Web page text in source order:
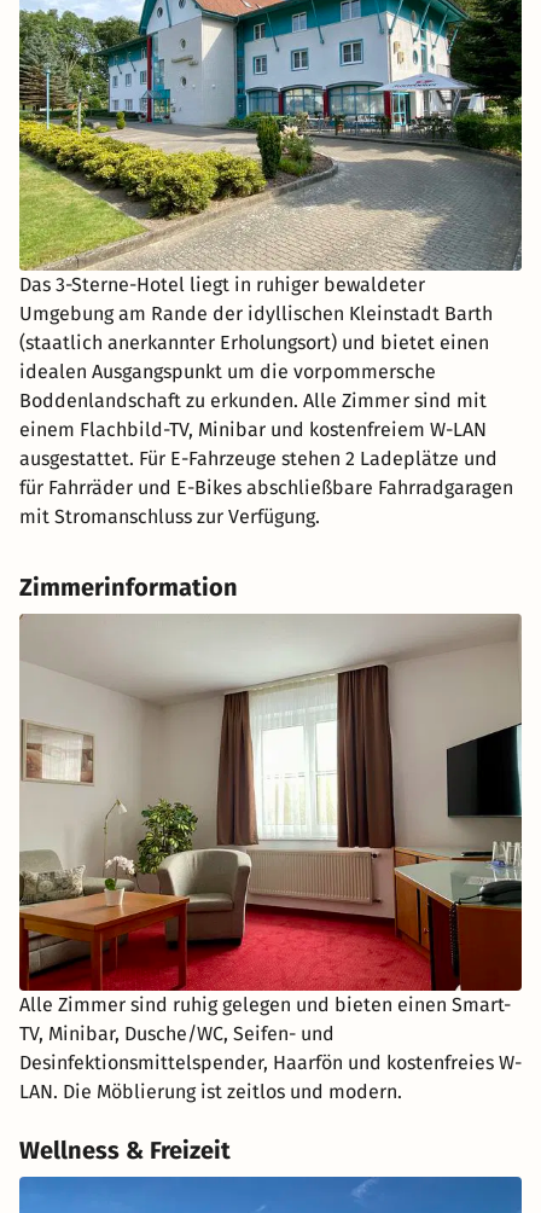
Das 3-Sterne-Hotel liegt in ruhiger bewaldeter
Umgebung am Rande der idyllischen Kleinstadt Barth
(staatlich anerkannter Erholungsort) und bietet einen
idealen Ausgangspunkt um die vorpommersche
Boddenlandschaft zu erkunden. Alle Zimmer sind mit
einem Flachbild-TV, Minibar und kostenfreiem W-LAN
ausgestattet. Für E-Fahrzeuge stehen 2 Ladeplätze und
für Fahrräder und E-Bikes abschließbare Fahrradgaragen
mit Stromanschluss zur Verfügung.
Zimmerinformation
Alle Zimmer sind ruhig gelegen und bieten einen Smart-
TV, Minibar, Dusche/WC, Seifen- und
Desinfektionsmittelspender, Haarfön und kostenfreies W-
LAN. Die Möblierung ist zeitlos und modern.
Wellness & Freizeit